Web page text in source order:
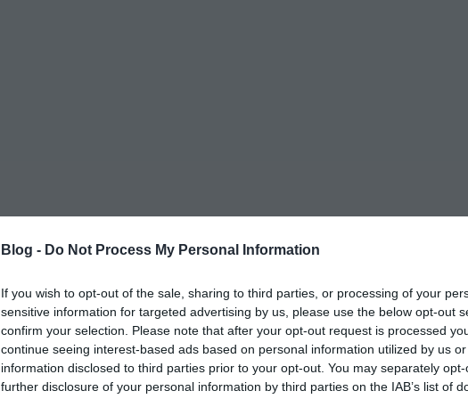
Blog - Do Not Process My Personal Information
If you wish to opt-out of the sale, sharing to third parties, or processing of your
sensitive information for targeted advertising by us, please use the below opt-out
confirm your selection. Please note that after your opt-out request is processed
continue seeing interest-based ads based on personal information utilized by us
information disclosed to third parties prior to your opt-out. You may separately
further disclosure of your personal information by third parties on the IAB’s list of